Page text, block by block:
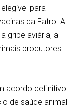
para
da Fatro. A
gripe aviária, a
produtores
acordo definitivo
de saúde animal